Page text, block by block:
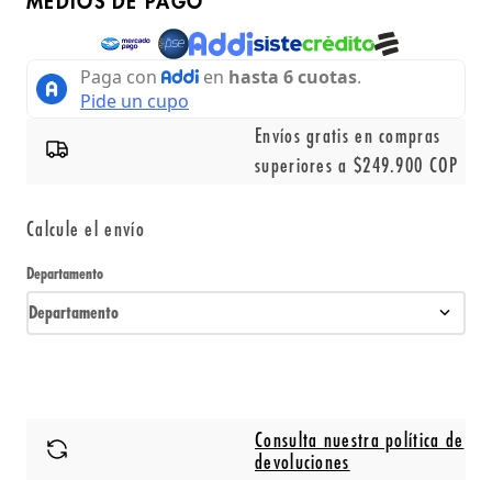
Envíos gratis en compras
superiores a $249.900 COP
Calcule el envío
Departamento
Departamento
Consulta nuestra política de
devoluciones